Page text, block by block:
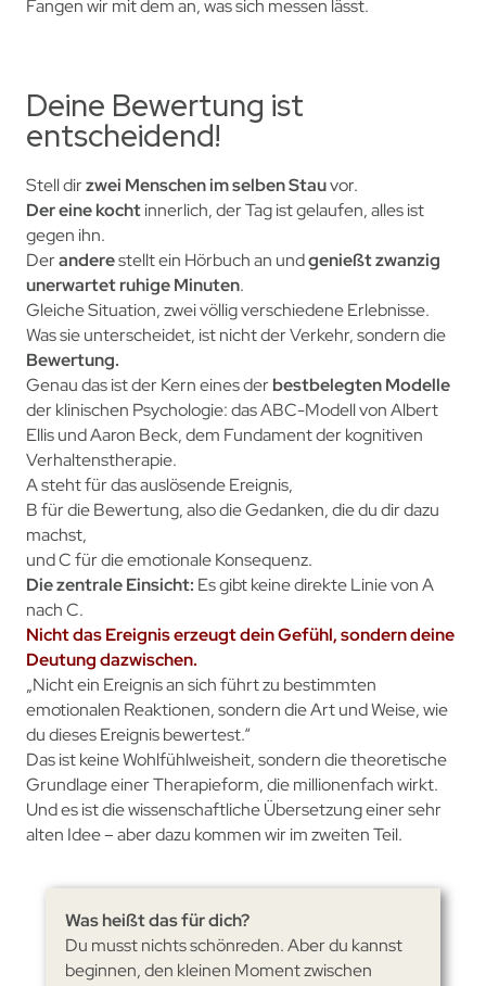
Fangen wir mit dem an, was sich messen lässt.
Deine Bewertung ist
entscheidend!
Stell dirzwei Menschen im selben Stauvor.
Der eine kochtinnerlich, der Tag ist gelaufen, alles ist
gegen ihn.
Deranderestellt ein Hörbuch an undgenießt zwanzig
unerwartet ruhige Minuten.
Gleiche Situation, zwei völlig verschiedene Erlebnisse.
Was sie unterscheidet, ist nicht der Verkehr, sondern die
Bewertung.
Genau das ist der Kern eines derbestbelegten Modelle
der klinischen Psychologie: das ABC-Modell von Albert
Ellis und Aaron Beck, dem Fundament der kognitiven
Verhaltenstherapie.
A steht für das auslösende Ereignis,
B für die Bewertung, also die Gedanken, die du dir dazu
machst,
und C für die emotionale Konsequenz.
Die zentrale Einsicht: Es gibt keine direkte Linie von A
nach C.
Nicht das Ereignis erzeugt dein Gefühl, sondern deine
Deutung dazwischen.
„Nicht ein Ereignis an sich führt zu bestimmten
emotionalen Reaktionen, sondern die Art und Weise, wie
du dieses Ereignis bewertest.“
Das ist keine Wohlfühlweisheit, sondern die theoretische
Grundlage einer Therapieform, die millionenfach wirkt.
Und es ist die wissenschaftliche Übersetzung einer sehr
alten Idee – aber dazu kommen wir im zweiten Teil.
Was heißt das für dich?
Du musst nichts schönreden. Aber du kannst
beginnen, den kleinen Moment zwischen